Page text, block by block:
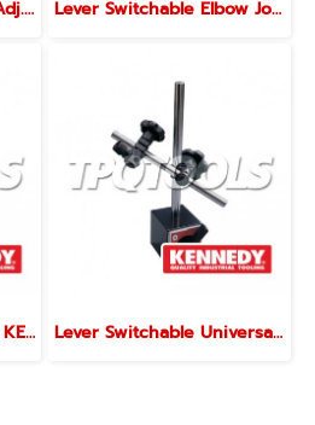
Lever Switchable Fine Adj. 2 Mag Stand KEN-333-2050K Lever Switchable Elbow Joint 2 Mag Stand KEN-333-2110K
Permanent Mag Stands KEN-333-2100K Lever Switchable Universal 2 Mag Stand KEN-333-2030K